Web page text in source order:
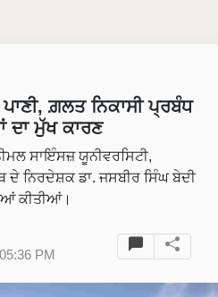
ਗ਼ਲਤ ਨਿਕਾਸੀ ਪ੍ਰਬੰਧ
ਦਾ ਮੁੱਖ ਕਾਰਣ
ਸਾਇੰਸਜ਼ ਯੂਨੀਵਰਸਿਟੀ,
ਨਿਰਦੇਸ਼ਕ ਡਾ. ਜਸਬੀਰ ਸਿੰਘ ਬੇਦੀ
ਕੀਤੀਆਂ।
PM